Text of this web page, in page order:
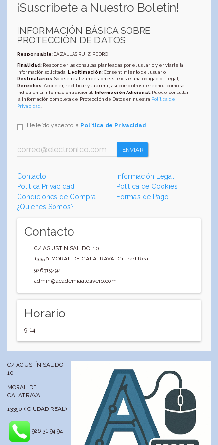
¡Suscríbete a Nuestro Boletín!
INFORMACIÓN BÁSICA SOBRE
PROTECCIÓN DE DATOS
Responsable: CAZALLAS RUIZ, PEDRO
Finalidad: Responder las consultas planteadas por el usuario y enviarle la
información solicitada;Legitimación: Consentimiento del usuario;
Destinatarios: Solo se realizan cesiones si existe una obligación legal;
Derechos: Acceder, rectificar y suprimir, así como otros derechos, como se
indica en la información adicional; Información Adicional: Puede consultar
la información completa de Protección de Datos en nuestra Política de
Privacidad
He leído y acepto la Política de Privacidad.
ENVIAR
Contacto
Información Legal
Política Privacidad
Política de Cookies
Condiciones de Compra
Formas de Pago
¿Quienes Somos?
Contacto
C/ AGUSTIN SALIDO, 10
13350 MORAL DE CALATRAVA, Ciudad Real
926319494
admin@academiaaldavero.com
Horario
9-14
C/ AGUSTÍN SALIDO,
10
MORAL DE
CALATRAVA
13350 ( CIUDAD REAL)
926 31 94 94